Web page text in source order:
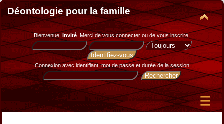
Déontologie pour la famille
Bienvenue, Invité. Merci devous connecter ou de vous inscrire.
Connexion avec identifiant, mot de passe et durée de la session